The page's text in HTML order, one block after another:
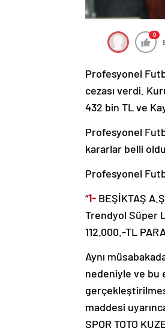
0
Profesyonel
cezası verdi.
432 bin TL ve
Profesyonel
kararlar belli
Profesyonel
“1- BEŞİKTAŞ
Trendyol Süper
112.000.-TL
Aynı
nedeniyle ve bu
maddesi
SPOR TOTO